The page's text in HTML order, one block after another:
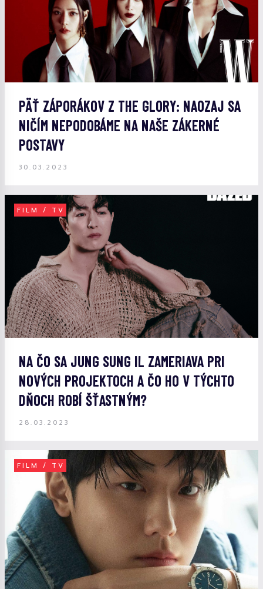
PÄŤ ZÁPORÁKOV Z THE GLORY: NAOZAJ SA
NIČÍM NEPODOBÁME NA NAŠE ZÁKERNÉ
POSTAVY
30.03.2023
FILM / TV
NA ČO SA JUNG SUNG IL ZAMERIAVA PRI
NOVÝCH PROJEKTOCH A ČO HO V TÝCHTO
DŇOCH ROBÍ ŠŤASTNÝM?
28.03.2023
FILM / TV